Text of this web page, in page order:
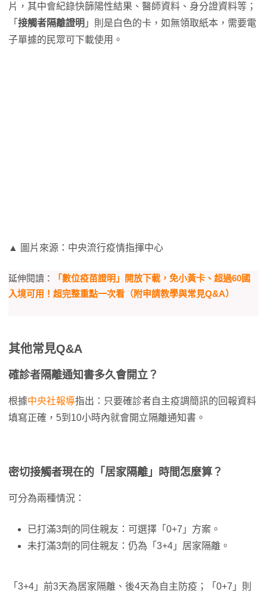
片，其中會紀錄快篩陽性結果、醫師資料、身分證資料等；
「 接觸者隔離證明 」則是白色的卡，如無領取紙本，需要電
子單據的民眾可下載使用。
▲ 圖片來源：中央流行疫情指揮中心
延伸閱讀：
「數位疫苗證明」開放下載，免小黃卡、超過60國
入境可用！超完整重點一次看（附申請教學與常見Q&A）
其他常見Q&A
確診者隔離通知書多久會開立？
根據中央社報導指出：只要確診者自主疫調簡訊的回報資料
填寫正確，5到10小時內就會開立隔離通知書。
密切接觸者現在的「居家隔離」時間怎麼算？
可分為兩種情況：
已打滿3劑的同住親友：可選擇「0+7」方案。
未打滿3劑的同住親友：仍為「3+4」居家隔離。
「3+4」前3天為居家隔離、後4天為自主防疫；「0+7」則